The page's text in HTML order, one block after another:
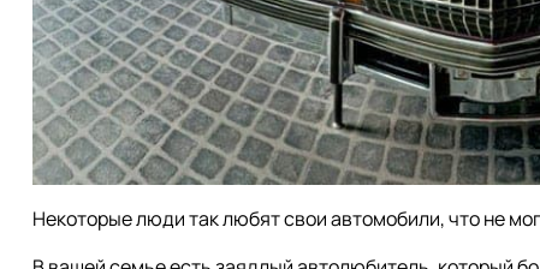
Некоторые люди так любят свои автомобили, что не